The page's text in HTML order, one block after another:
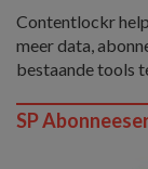
Contentlockr
meer data,
bestaande tools
SP